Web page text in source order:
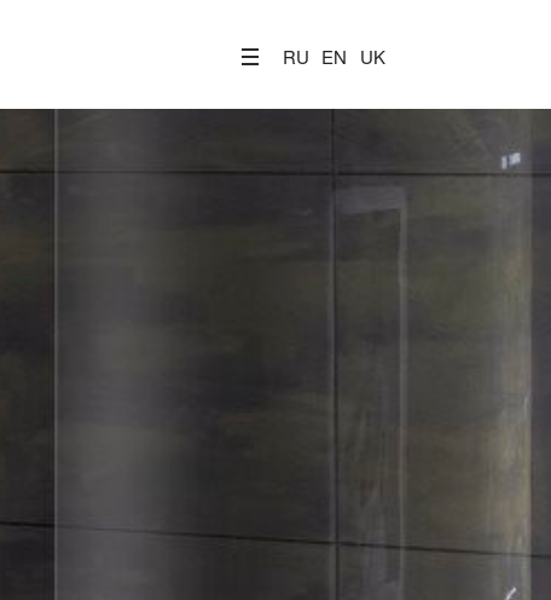
RU EN UK